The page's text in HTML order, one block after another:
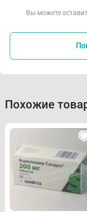
Вы можете
Похожие